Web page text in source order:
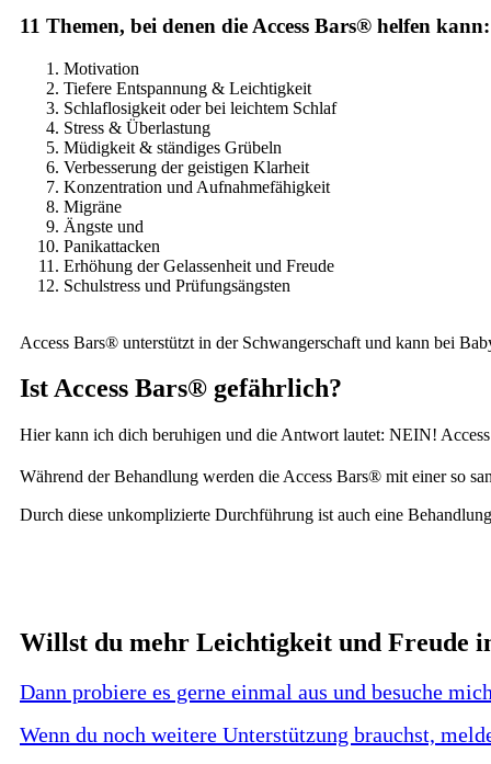
11 Themen, bei denen die Access Bars® helfen kann:
Motivation
Tiefere Entspannung & Leichtigkeit
Schlaflosigkeit oder bei leichtem Schlaf
Stress & Überlastung
Müdigkeit & ständiges Grübeln
Verbesserung der geistigen Klarheit
Konzentration und Aufnahmefähigkeit
Migräne
Ängste und
Panikattacken
Erhöhung der Gelassenheit und Freude
Schulstress und Prüfungsängsten
Access Bars® unterstützt in der Schwangerschaft und kann bei
Ist Access Bars® gefährlich?
Hier kann ich dich beruhigen und die Antwort lautet: NEIN!
Während der Behandlung werden die Access Bars® mit einer so
Durch diese unkomplizierte Durchführung ist auch eine
Willst du mehr Leichtigkeit und Freude
Dann probiere es gerne einmal aus und besuche
Wenn du noch weitere Unterstützung brauchst,